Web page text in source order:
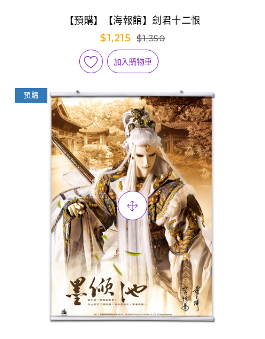
【預購】【海報館】劍君十二恨
$1,215
$1,350
加入購物車
預購